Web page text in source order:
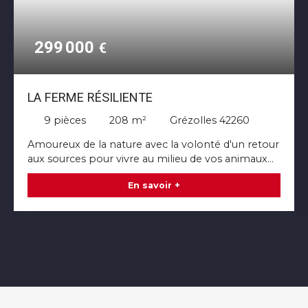
299 000€
LA FERME RÉSILIENTE
9 pièces 208 m²
Grézolles 42260
Amoureux de la nature avec la volonté d'un retour
aux sources pour vivre au milieu de vos animaux
sur 2,7 hectares de prairies et bois au bord de la
rivière... cette ferme est faîte pour vous. Profitez
salon TV, une chambre d'amis, un bureau et pour
En savoir +